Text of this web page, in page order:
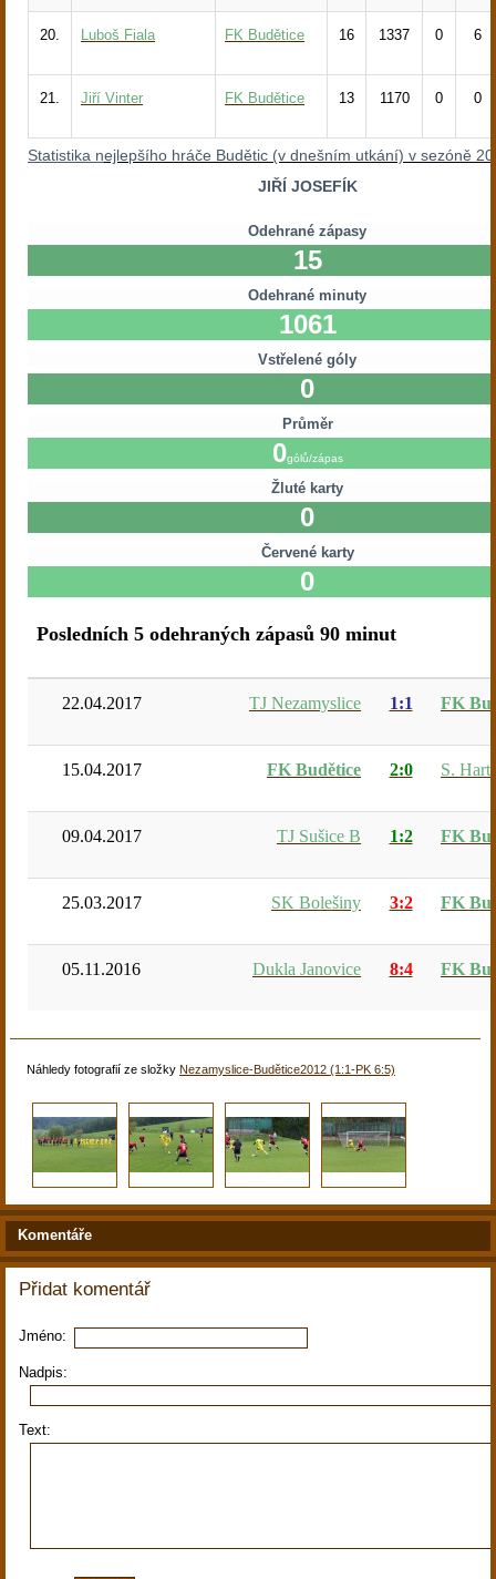
20. Luboš Fiala FK Budětice 16 1337 0 6
21. Jiří Vinter FK Budětice 13 1170 0 0
Statistika nejlepšího hráče Budětic (v dnešním utkání) v sezóně
JIŘÍ JOSEFÍK
Odehrané zápasy
15
Odehrané minuty
1061
Vstřelené góly
0
Průměr
0gólů/zápas
Žluté karty
0
Červené karty
0
Posledních 5 odehraných zápasů 90 minut
22.04.2017 TJ Nezamyslice 1:1 FK
15.04.2017 FK Budětice 2:0 S.
09.04.2017 TJ Sušice B 1:2 FK
25.03.2017 SK Bolešiny 3:2 FK
05.11.2016 Dukla Janovice 8:4 FK
Náhledy fotografií ze složky Nezamyslice-Budětice2012 (1:1-PK 6:5)
Komentáře
Přidat komentář
Jméno:
Nadpis:
Text: